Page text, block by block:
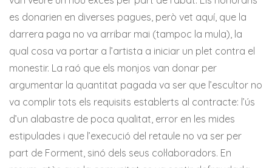
es donarien en diverses pagues, però vet aquí, que la
darrera paga no va arribar mai (tampoc la mula), la
qual cosa va portar a l’artista a iniciar un plet contra el
monestir. La raó que els monjos van donar per
argumentar la quantitat pagada va ser que l’escultor no
va complir tots els requisits establerts al contracte: l’ús
d’un alabastre de poca qualitat, error en les mides
estipulades i que l’execució del retaule no va ser per
part de Forment, sinó dels seus col·laboradors. En